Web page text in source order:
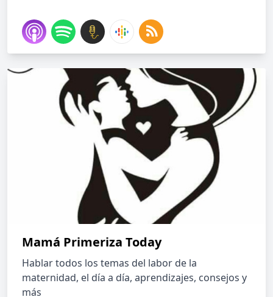
Mamá Primeriza Today
Hablar todos los temas del labor de la
maternidad, el día a día, aprendizajes, consejos y
más